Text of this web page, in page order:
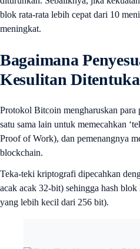
blok rata-rata lebih cepat dari 10
meningkat.
Bagaimana
Kesulitan
Protokol Bitcoin mengharuskan para
satu sama lain untuk memecahkan
Proof of Work), dan pemenangnya
blockchain.
Teka-teki kriptografi dipecahkan
acak acak 32-bit) sehingga hash
yang lebih kecil dari 256 bit).